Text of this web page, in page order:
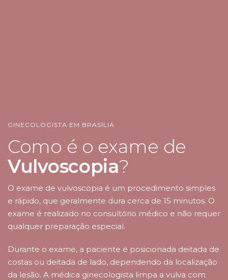
GINECOLOGISTA EM BRASÍLIA
Como é o exame de
Vulvoscopia?
O exame de vulvoscopia é um procedimento simples
e rápido, que geralmente dura cerca de 15 minutos. O
exame é realizado no consultório médico e não requer
qualquer preparação especial.
Durante o exame, a paciente é posicionada deitada de
costas ou deitada de lado, dependendo da localização
da lesão. A médica ginecologista limpa a vulva com